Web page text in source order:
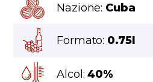
Nazione: Cuba
Formato: 0.75l
Alcol:40%